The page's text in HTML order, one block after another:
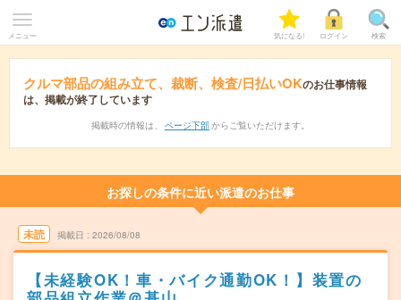
メニュー 気になる! ログイン 検索
クルマ部品の組み立て、裁断、検査/日払いOKのお仕事情報
は、掲載が終了しています
掲載時の情報は、 ページ下部 からご覧いただけます。
お探しの条件に近い派遣のお仕事
未読 掲載日 2026/08/08
【未経験OK！車・バイク通勤OK！】装置の